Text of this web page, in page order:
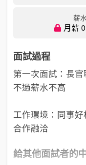
薪
月薪
面試過程
第一次面試：長
不過薪水不高
工作環境：同事
合作融洽
給其他面試者的